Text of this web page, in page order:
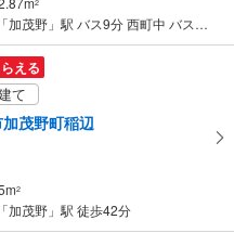
2
長良川鉄道 「加茂野」駅 バス9分 西町中 バス停下車 徒歩4分
える
て
茂野町稲辺
2
加茂野」駅 徒歩42分